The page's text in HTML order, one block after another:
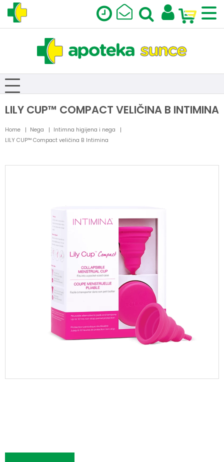
LILY CUP™ COMPACT VELIČINA B INTIMINA
Home Nega
Intimna higijena i nega
LILY CUP™ Compact veličina B Intimina